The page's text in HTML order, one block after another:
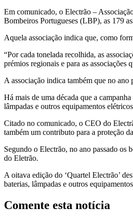
Em comunicado, o Electrão –
Bombeiros Portugueses (LBP), as 179
Aquela associação indica que, como
“Por cada tonelada recolhida, as
prémios regionais e para as associações
A associação indica também que no
Há mais de uma década que a
lâmpadas e outros equipamentos
Citado no comunicado, o CEO do
também um contributo para a proteção
Segundo o Electrão, no ano passado os
do Eletrão.
A oitava edição do ‘Quartel Electrão’
baterias, lâmpadas e outros
Comente esta notícia